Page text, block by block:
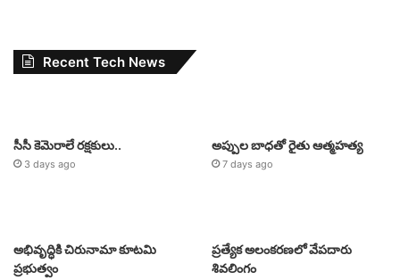
Recent Tech News
సీసీ కెమెరాలే రక్షకులు..
3 days ago
అప్పుల బాధతో రైతు ఆత్మహత్య
7 days ago
అభివృద్ధికి చిరునామా కూటమి
ప్రభుత్వం
ప్రత్యేక అలంకరణలో వేపదారు
శివలింగం